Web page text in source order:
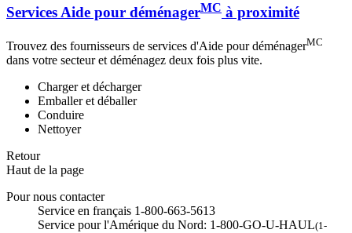
Services Aide pour déménagerMC à proximité
Trouvez des fournisseurs de services d'Aide pour déménagerMC
dans votre secteur et déménagez deux fois plus vite.
Charger et décharger
Emballer et déballer
Conduire
Nettoyer
Retour
Haut de la page
Pour nous contacter
Service en français 1-800-663-5613
Service pour l'Amérique du Nord: 1-800-GO-U-HAUL(1-